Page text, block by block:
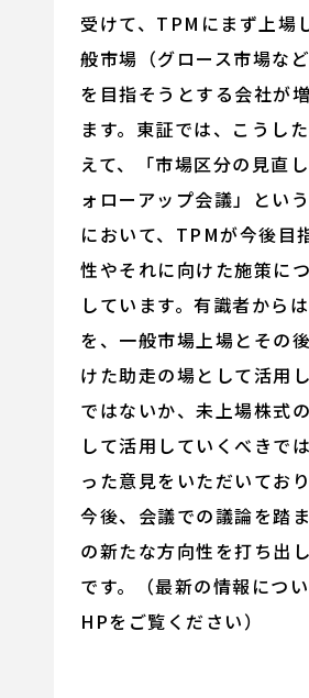
受けて、TPMにまず上場
般市場（グロース市場な
を目指そうとする会社が
ます。東証では、こうし
えて、「市場区分の見直
ォローアップ会議」とい
において、TPMが今後目
性やそれに向けた施策に
しています。有識者から
を、一般市場上場とその
けた助走の場として活用
ではないか、未上場株式
して活用していくべきで
った意見をいただいており
今後、会議での議論を踏
の新たな方向性を打ち出
です。（最新の情報につ
HPをご覧ください）